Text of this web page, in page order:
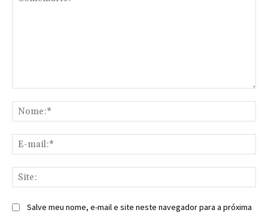
Salve meu nome, e-mail e site neste navegador para a próxima